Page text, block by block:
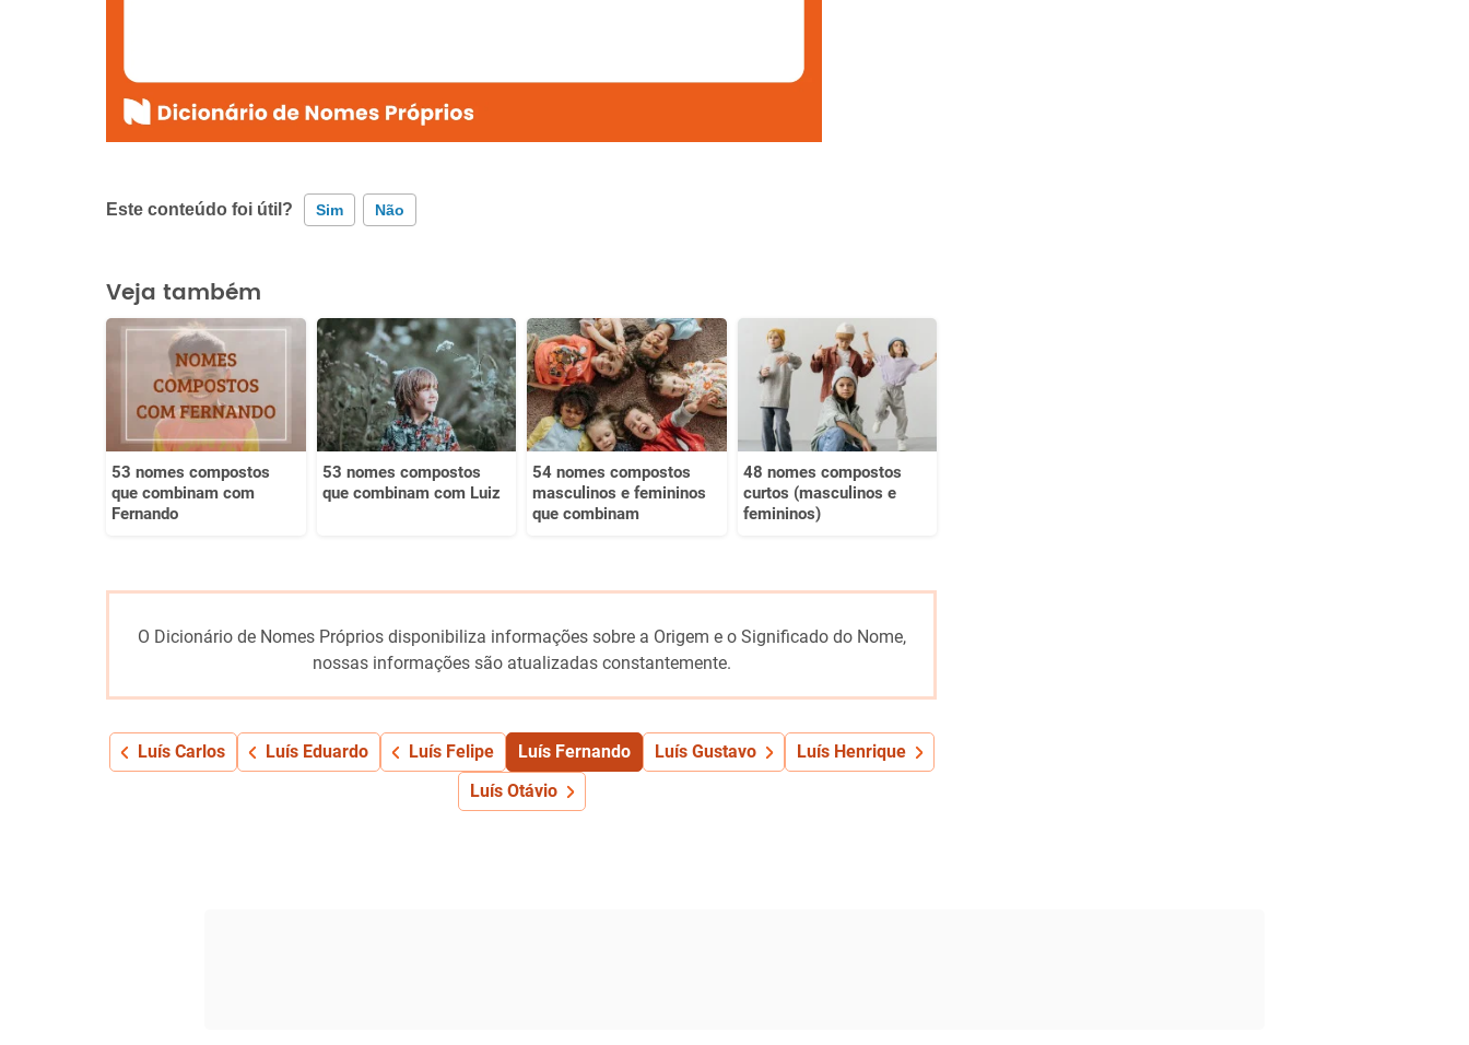
Este conteúdo foi útil? Sim Não
Este conteúdo contém informação incorreta
Este conteúdo não tem a informação que procuro
Outro
Veja também
53 nomes compostos
que combinam com
Fernando
53 nomes compostos
que combinam com Luiz
54 nomes compostos
masculinos e femininos
que combinam
48 nomes compostos
curtos (masculinos e
femininos)
O Dicionário de Nomes Próprios disponibiliza informações sobre a Origem e o Significado do Nome,
nossas informações são atualizadas constantemente.
Luís Carlos Luís Eduardo Luís Felipe Luís Fernando Luís Gustavo
Luís Henrique
Luís Otávio